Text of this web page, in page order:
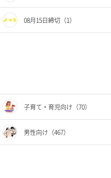
08月15日締切（1）
子育て・育児向け（70）
男性向け（467）